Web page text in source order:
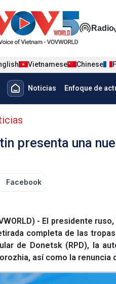
ĐaRadio
Vietnamese Chinese
chủ tiếng
Noticias Enfoque de
tiếng Tây ban
presenta una
Facebook
- El presidente
completa de las
de Donetsk (RPD), la
así como la renuncia